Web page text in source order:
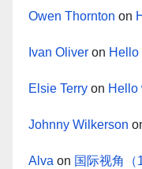
Owen Thornton on
Ivan Oliver on Hello
Elsie Terry on Hello
Johnny Wilkerson
Alva on 国际视角（